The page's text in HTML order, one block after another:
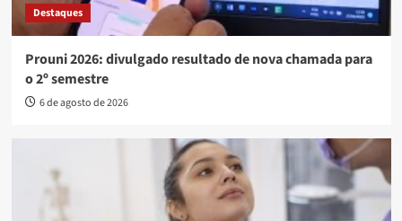
Destaques
Prouni 2026: divulgado resultado de nova chamada para
o 2º semestre
6 de agosto de 2026